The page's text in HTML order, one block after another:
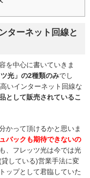
ターネット回線と
を中心に書いていきま
光」の2種類のみでし
いインターネット回線な
として販売されているこ
かって頂けるかと思いま
バックも期待できないの
、フレッツ光は今では光
している)営業手法に変
ップとして君臨していた